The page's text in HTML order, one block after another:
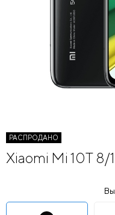
РАСПРОДАНО
Xiaomi Mi 10T 8/